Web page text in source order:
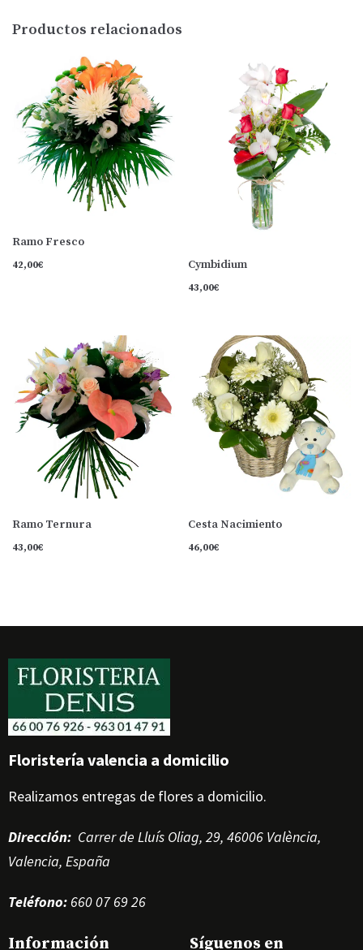
Productos relacionados
Ramo Fresco
42,00€ Cymbidium
43,00€
Ramo Ternura
43,00€
Cesta Nacimiento
46,00€
Floristería valencia a domicilio
Realizamos entregas de flores a domicilio.
Dirección: Carrer de Lluís Oliag, 29, 46006 València,
Valencia, España
Teléfono: 660 07 69 26
Información Síguenos en